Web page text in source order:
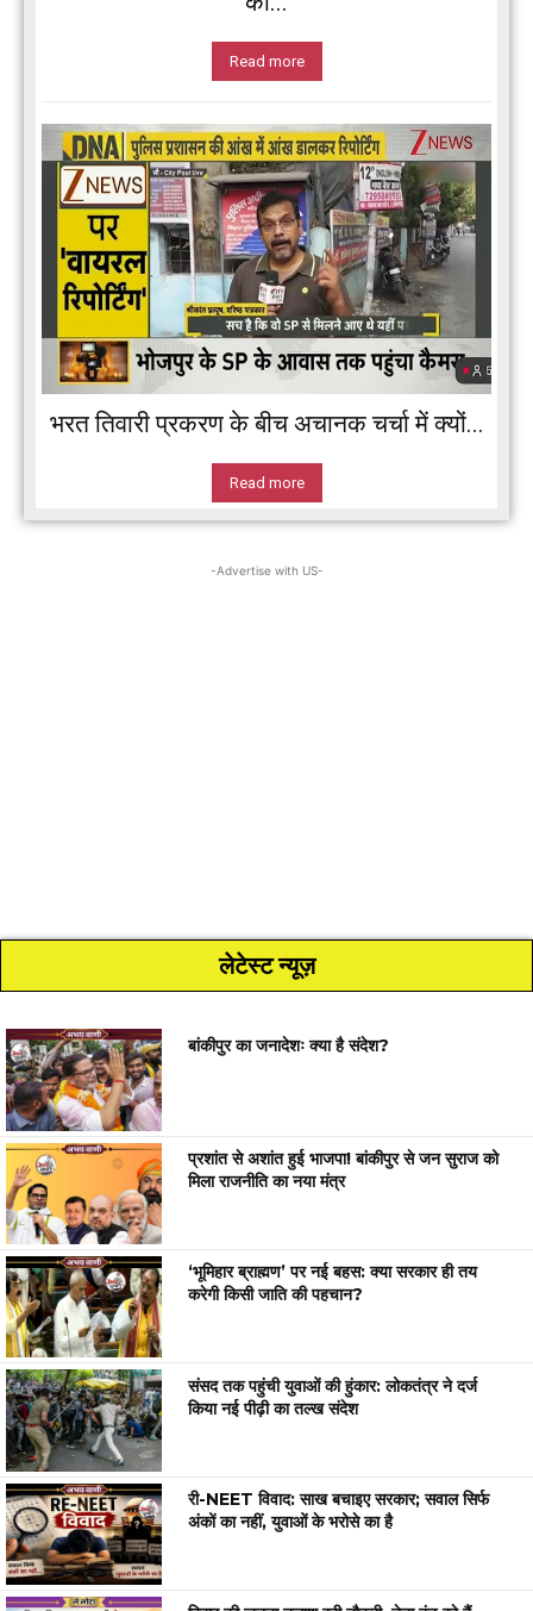
Read more
भरत तिवारी प्रकरण के बीच अचानक चर्चा में क्यों...
Read more
-Advertise with US-
लेटेस्ट न्यूज़
बांकीपुर का जनादेशः क्या है संदेश?
प्रशांत से अशांत हुई भाजपा! बांकीपुर से जन सुराज को
मिला राजनीति का नया मंत्र
‘भूमिहार ब्राह्मण’ पर नई बहस: क्या सरकार ही तय
करेगी किसी जाति की पहचान?
संसद तक पहुंची युवाओं की हुंकार: लोकतंत्र ने दर्ज
किया नई पीढ़ी का तल्ख संदेश
री-NEET विवाद: साख बचाइए सरकार; सवाल सिर्फ
अंकों का नहीं, युवाओं के भरोसे का है